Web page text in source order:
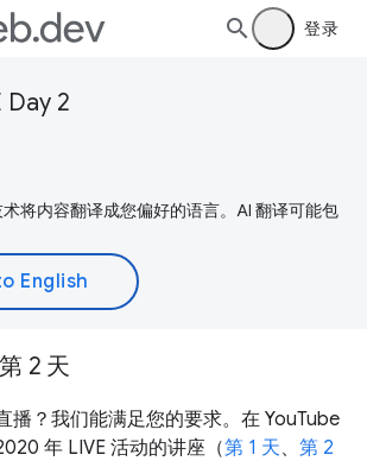
登录
Day 2
将内容翻译成您偏好的语言。AI 翻译可能包
2 天
播？我们能满足您的要求。在 YouTube
年 LIVE 活动的讲座（第 1 天、 第 2